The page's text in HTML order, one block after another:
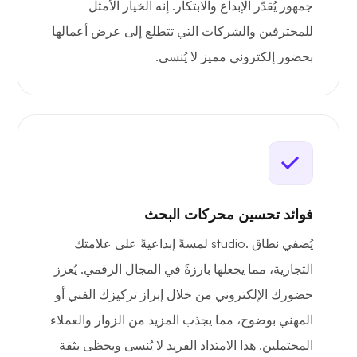
جمهور يُقدّر الإبداع والابتكار. إنه الخيار الأمثل
للمحترفين والشركات التي تتطلع إلى عرض أعمالها
بحضور إلكتروني مميز لا يُنسى.
فوائد تحسين محركات البحث
يُضفي نطاق .studio لمسةً إبداعيةً على علامتك
التجارية، مما يجعلها بارزةً في المجال الرقمي. يُعزز
حضورك الإلكتروني من خلال إبراز تركيزك الفني أو
المهني بوضوح، مما يجذب المزيد من الزوار والعملاء
المحتملين. هذا الامتداد الفريد لا يُنسى ويحظى بثقة